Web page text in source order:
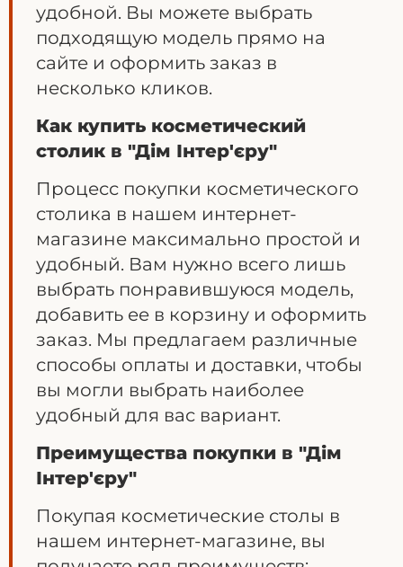
удобной. Вы можете выбрать
подходящую модель прямо на
сайте и оформить заказ в
несколько кликов.
Как купить косметический
столик в "Дім Інтер'єру"
Процесс покупки косметического
столика в нашем интернет-
магазине максимально простой и
удобный. Вам нужно всего лишь
выбрать понравившуюся модель,
добавить ее в корзину и оформить
заказ. Мы предлагаем различные
способы оплаты и доставки, чтобы
вы могли выбрать наиболее
удобный для вас вариант.
Преимущества покупки в "Дім
Інтер'єру"
Покупая косметические столы в
нашем интернет-магазине, вы